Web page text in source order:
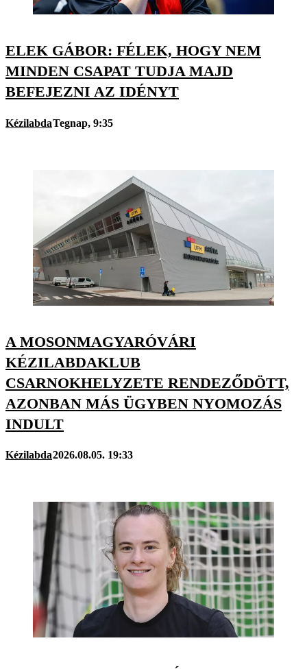
ELEK GÁBOR: FÉLEK, HOGY NEM
MINDEN CSAPAT TUDJA MAJD
BEFEJEZNI AZ IDÉNYT
KézilabdaTegnap, 9:35
A MOSONMAGYARÓVÁRI
KÉZILABDAKLUB
CSARNOKHELYZETE RENDEZŐDÖTT,
AZONBAN MÁS ÜGYBEN NYOMOZÁS
INDULT
Kézilabda2026.08.05. 19:33